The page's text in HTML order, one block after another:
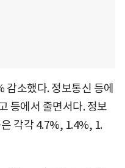
감소했다. 정보통신 등에
등에서 줄면서다. 정보
각각 4.7%, 1.4%, 1.